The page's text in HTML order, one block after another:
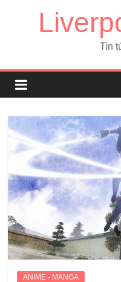
Tin
ANIME - MANGA